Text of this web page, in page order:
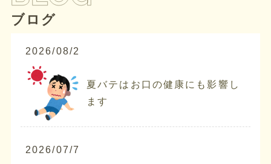
ブログ
2026/08/2
夏バテはお口の健康にも影響し
ます
2026/07/7